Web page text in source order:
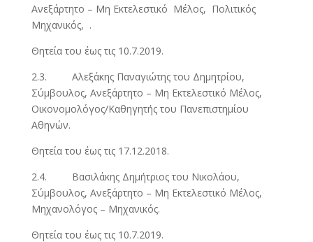
Ανεξάρτητο – Μη Εκτελεστικό Μέλος, Πολιτικός
Μηχανικός, .
Θητεία του έως τις 10.7.2019.
2.3. Αλεξάκης Παναγιώτης του Δημητρίου,
Σύμβουλος, Ανεξάρτητο – Μη Εκτελεστικό Μέλος,
Οικονομολόγος/Καθηγητής του Πανεπιστημίου
Αθηνών.
Θητεία του έως τις 17.12.2018.
2.4. Βασιλάκης Δημήτριος του Νικολάου,
Σύμβουλος, Ανεξάρτητο – Μη Εκτελεστικό Μέλος,
Μηχανολόγος – Μηχανικός.
Θητεία του έως τις 10.7.2019.